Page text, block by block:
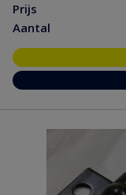
Prijs
Aantal